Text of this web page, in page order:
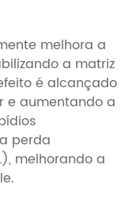
melhora a
a matriz
é alcançado
e aumentando a
perda
melhorando a